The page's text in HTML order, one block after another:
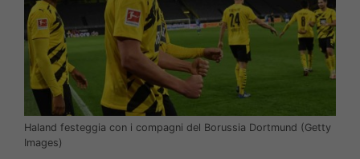
Haland festeggia con i compagni del Borussia Dortmund (Getty
Images)